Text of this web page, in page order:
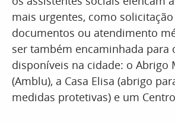
mais urgentes, como
documentos ou atendimento
ser também encaminhada para
disponíveis na cidade: o Abrigo
(Amblu), a Casa Elisa (abrigo
medidas protetivas) e um